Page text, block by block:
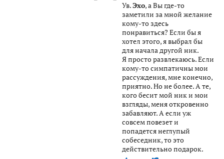
Ув.Эхо, а Вы где-то
заметили за мной желание
кому-то здесь
понравиться? Если бы я
хотел этого, я выбрал бы
для начала другой ник.
Я просто развлекаюсь. Если
кому-то симпатичны мои
рассуждения, мне конечно,
приятно. Но не более. А те,
кого бесит мой ник и мои
взгляды, меня откровенно
забавляют. А если уж
совсем повезет и
попадется неглупый
собеседник, то это
действительно подарок.